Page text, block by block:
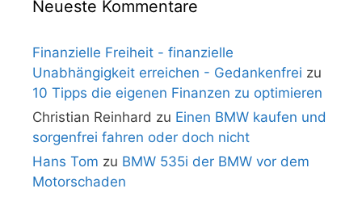
Neueste Kommentare
Finanzielle Freiheit - finanzielle
Unabhängigkeit erreichen - Gedankenfrei zu
10 Tipps die eigenen Finanzen zu optimieren
Christian Reinhard zu Einen BMW kaufen und
sorgenfrei fahren oder doch nicht
Hans Tom zu BMW 535i der BMW vor dem
Motorschaden